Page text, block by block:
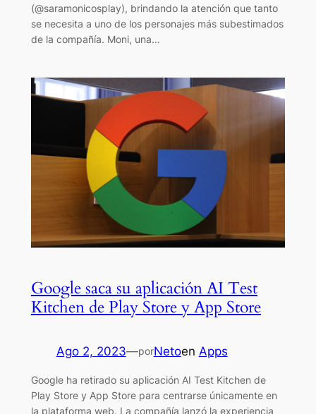
(@saramonicosplay), brindando la atención que tanto
se necesita a uno de los personajes más subestimados
de la compañía. Moni, una…
Google saca su aplicación AI Test
Kitchen de Play Store y App Store
Ago 2, 2023—porNetoen Apps
Google ha retirado su aplicación AI Test Kitchen de
Play Store y App Store para centrarse únicamente en
la plataforma web. La compañía lanzó la experiencia